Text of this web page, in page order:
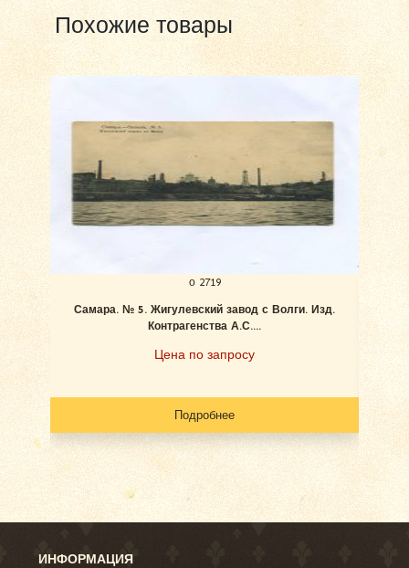
Похожие товары
о 2719
Самара. № 5. Жигулевский завод с Волги. Изд.
Контрагенства А.С....
Цена по запросу
Подробнее
ИНФОРМАЦИЯ